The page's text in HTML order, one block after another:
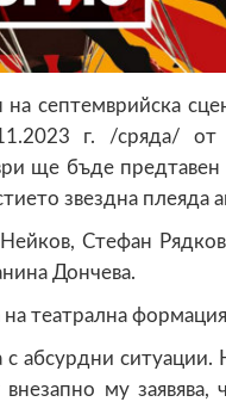
на септемврийска
г. /сряда/
ще бъде
звездна плеяда
Стефан
Дончева.
на театрална
абсурдни
внезапно му